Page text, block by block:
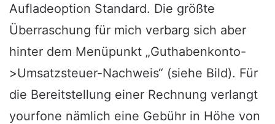
Aufladeoption Standard. Die größte
Überraschung für mich verbarg sich aber
hinter dem Menüpunkt „Guthabenkonto-
>Umsatzsteuer-Nachweis“ (siehe Bild). Für
die Bereitstellung einer Rechnung verlangt
yourfone nämlich eine Gebühr in Höhe von